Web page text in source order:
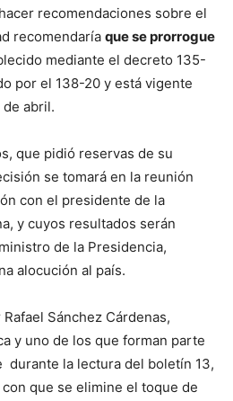
recomendaciones sobre el
recomendaría que se prorrogue
mediante el decreto 135-
por el 138-20 y está vigente
de abril.
que pidió reservas de su
se tomará en la reunión
con el presidente de la
y cuyos resultados serán
de la Presidencia,
alocución al país.
Sánchez Cárdenas,
y uno de los que forman parte
durante la lectura del boletín 13,
que se elimine el toque de